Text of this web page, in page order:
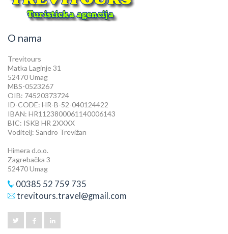
O nama
Trevitours
Matka Laginje 31
52470 Umag
MBS-0523267
OIB: 74520373724
ID-CODE: HR-B-52-040124422
IBAN: HR1123800061140006143
BIC: ISKB HR 2XXXX
Voditelj: Sandro Trevižan
Himera d.o.o.
Zagrebačka 3
52470 Umag
00385 52 759 735
trevitours.travel@gmail.com